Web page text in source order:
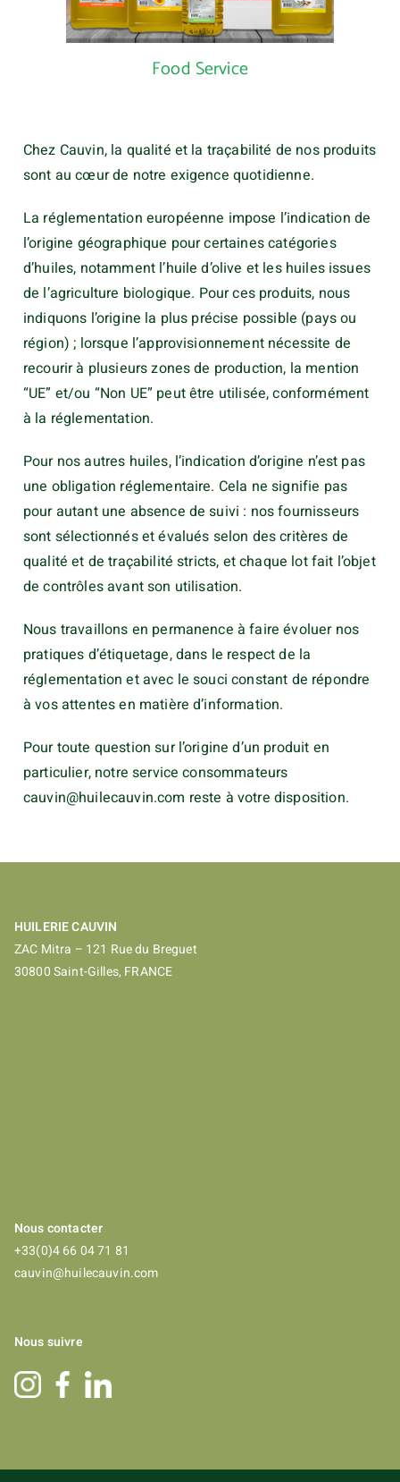
Food Service
Chez Cauvin, la qualité et la traçabilité de nos produits
sont au cœur de notre exigence quotidienne.
La réglementation européenne impose l’indication de
l’origine géographique pour certaines catégories
d’huiles, notamment l’huile d’olive et les huiles issues
de l’agriculture biologique. Pour ces produits, nous
indiquons l’origine la plus précise possible (pays ou
région) ; lorsque l’approvisionnement nécessite de
recourir à plusieurs zones de production, la mention
“UE” et/ou “Non UE” peut être utilisée, conformément
à la réglementation.
Pour nos autres huiles, l’indication d’origine n’est pas
une obligation réglementaire. Cela ne signifie pas
pour autant une absence de suivi : nos fournisseurs
sont sélectionnés et évalués selon des critères de
qualité et de traçabilité stricts, et chaque lot fait l’objet
de contrôles avant son utilisation.
Nous travaillons en permanence à faire évoluer nos
pratiques d’étiquetage, dans le respect de la
réglementation et avec le souci constant de répondre
à vos attentes en matière d’information.
Pour toute question sur l’origine d’un produit en
particulier, notre service consommateurs
cauvin@huilecauvin.com reste à votre disposition.
HUILERIE CAUVIN
ZAC Mitra – 121 Rue du Breguet
30800 Saint-Gilles, FRANCE
Nous contacter
+33(0)4 66 04 71 81
cauvin@huilecauvin.com
Nous suivre